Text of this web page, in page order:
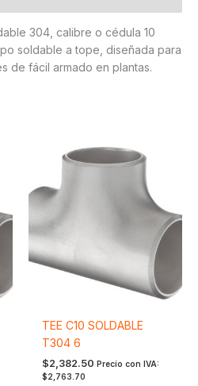
304, calibre o cédula 10
soldable a tope, diseñada para
de fácil armado en plantas.
TEE C10 SOLDABLE
T304 6
$2,382.50 Precio con IVA:
$2,763.70